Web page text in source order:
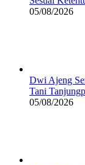
05/08/2026
Dwi Ajeng
Tani
05/08/2026